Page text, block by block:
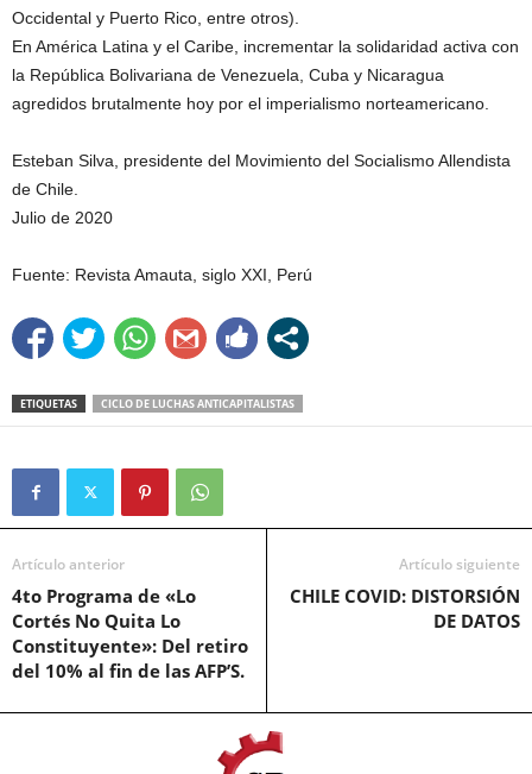
Occidental y Puerto Rico, entre otros).
En América Latina y el Caribe, incrementar la solidaridad activa con
la República Bolivariana de Venezuela, Cuba y Nicaragua
agredidos brutalmente hoy por el imperialismo norteamericano.
Esteban Silva, presidente del Movimiento del Socialismo Allendista
de Chile.
Julio de 2020
Fuente: Revista Amauta, siglo XXI, Perú
ETIQUETAS CICLO DE LUCHAS ANTICAPITALISTAS
Artículo anterior
4to Programa de «Lo
Cortés No Quita Lo
Constituyente»: Del retiro
del 10% al fin de las AFP’S.
Artículo siguiente
CHILE COVID: DISTORSIÓN
DE DATOS